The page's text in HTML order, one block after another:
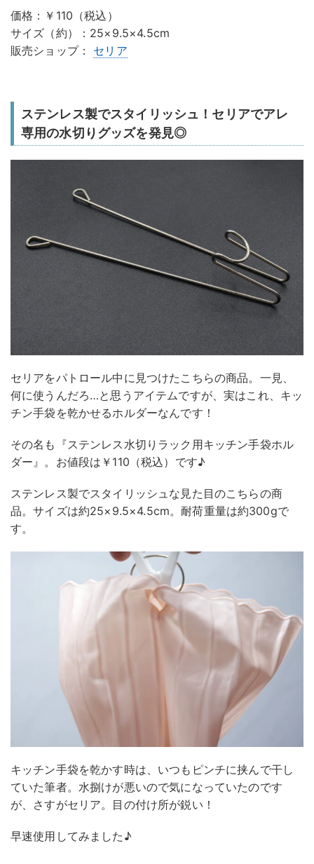
価格：￥110（税込）
サイズ（約）：25×9.5×4.5cm
販売ショップ： セリア
ステンレス製でスタイリッシュ！セリアでアレ
専用の水切りグッズを発見◎
セリアをパトロール中に見つけたこちらの商品。一見、
何に使うんだろ…と思うアイテムですが、実はこれ、キッ
チン手袋を乾かせるホルダーなんです！
その名も『ステンレス水切りラック用キッチン手袋ホル
ダー』。お値段は￥110（税込）です♪
ステンレス製でスタイリッシュな見た目のこちらの商
品。サイズは約25×9.5×4.5cm。耐荷重量は約300gで
す。
キッチン手袋を乾かす時は、いつもピンチに挟んで干し
ていた筆者。水捌けが悪いので気になっていたのです
が、さすがセリア。目の付け所が鋭い！
早速使用してみました♪